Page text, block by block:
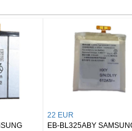
NS1250 Samsung Buds 2/
EB-